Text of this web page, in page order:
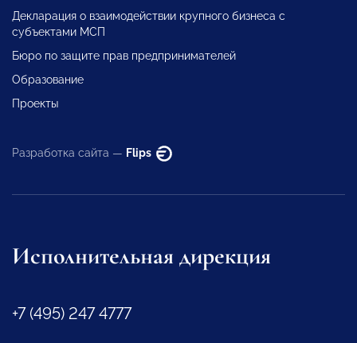
Декларация о взаимодействии крупного бизнеса с
субъектами МСП
Бюро по защите прав предпринимателей
Образование
Проекты
Разработка сайта — Flips
Исполнительная дирекция
+7 (495) 247 4777